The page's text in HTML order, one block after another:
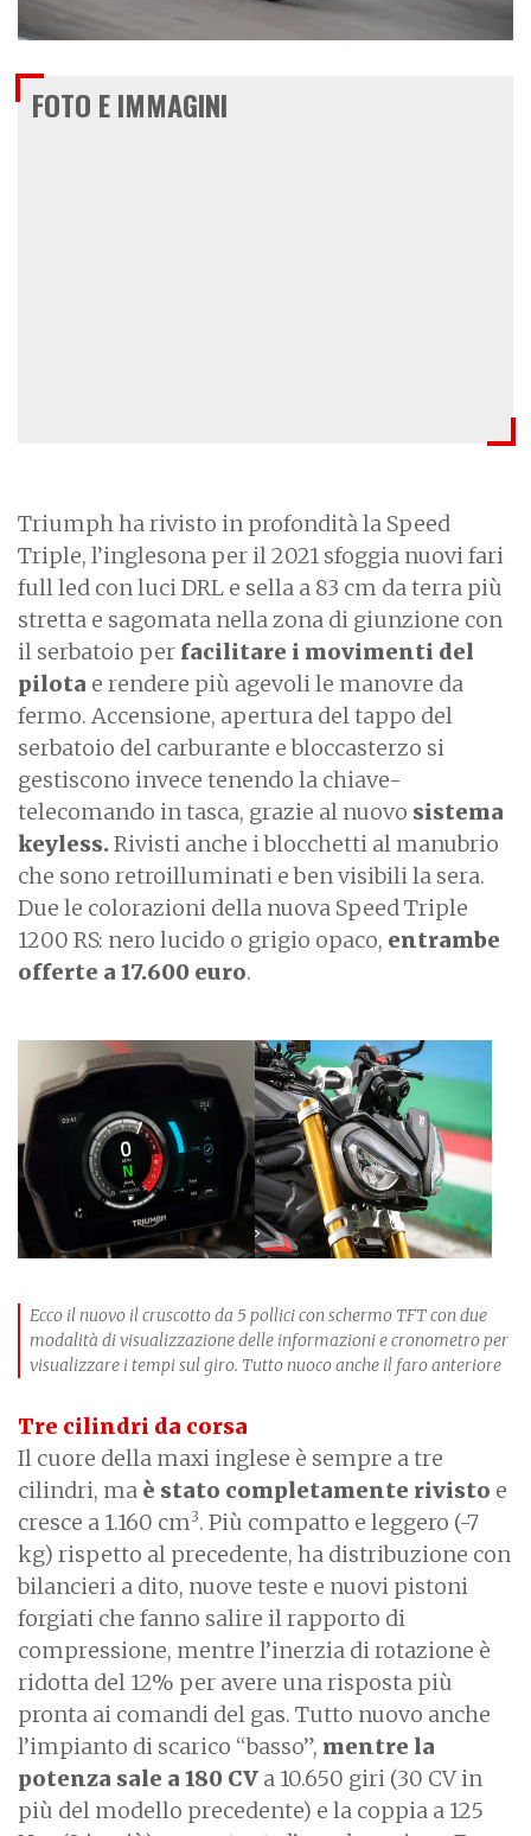
€ 17.600
FOTO E IMMAGINI
Triumph ha rivisto in profondità la Speed
Triple, l’inglesona per il 2021 sfoggia nuovi fari
full led con luci DRL e sella a 83 cm da terra più
stretta e sagomata nella zona di giunzione con
il serbatoio per facilitare i movimenti del
pilota e rendere più agevoli le manovre da
fermo. Accensione, apertura del tappo del
serbatoio del carburante e bloccasterzo si
gestiscono invece tenendo la chiave-
telecomando in tasca, grazie al nuovo sistema
keyless. Rivisti anche i blocchetti al manubrio
che sono retroilluminati e ben visibili la sera.
Due le colorazioni della nuova Speed Triple
1200 RS: nero lucido o grigio opaco, entrambe
offerte a 17.600 euro.
Ecco il nuovo il cruscotto da 5 pollici con schermo TFT con due
modalità di visualizzazione delle informazioni e cronometro per
visualizzare i tempi sul giro. Tutto nuoco anche il faro anteriore
Tre cilindri da corsa
Il cuore della maxi inglese è sempre a tre
cilindri, ma è stato completamente rivisto e
cresce a 1.160 cm3. Più compatto e leggero (-7
kg) rispetto al precedente, ha distribuzione con
bilancieri a dito, nuove teste e nuovi pistoni
forgiati che fanno salire il rapporto di
compressione, mentre l’inerzia di rotazione è
ridotta del 12% per avere una risposta più
pronta ai comandi del gas. Tutto nuovo anche
l’impianto di scarico “basso”, mentre la
potenza sale a 180 CV a 10.650 giri (30 CV in
più del modello precedente) e la coppia a 125